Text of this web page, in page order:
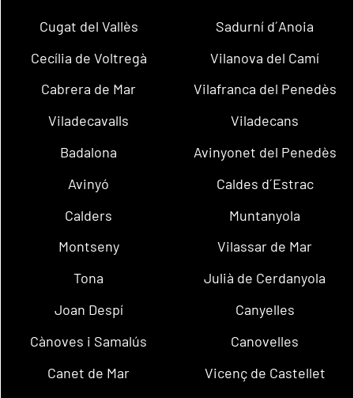
Cugat del Vallès
Sadurní d´Anoia
Cecília de Voltregà
Vilanova del Camí
Cabrera de Mar
Vilafranca del Penedès
Viladecavalls
Viladecans
Badalona
Avinyonet del Penedès
Avinyó
Caldes d´Estrac
Calders
Muntanyola
Montseny
Vilassar de Mar
Tona
Julià de Cerdanyola
Joan Despí
Canyelles
Cànoves i Samalús
Canovelles
Canet de Mar
Vicenç de Castellet